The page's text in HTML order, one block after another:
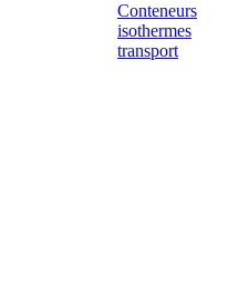
Conteneurs
isothermes
transport